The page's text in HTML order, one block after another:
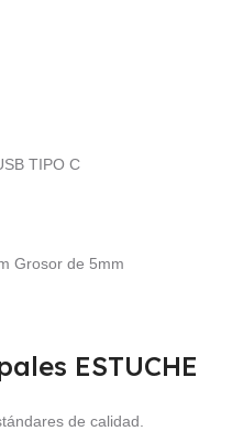
TIPO C
Grosor de 5mm
ESTUCHE
de calidad.